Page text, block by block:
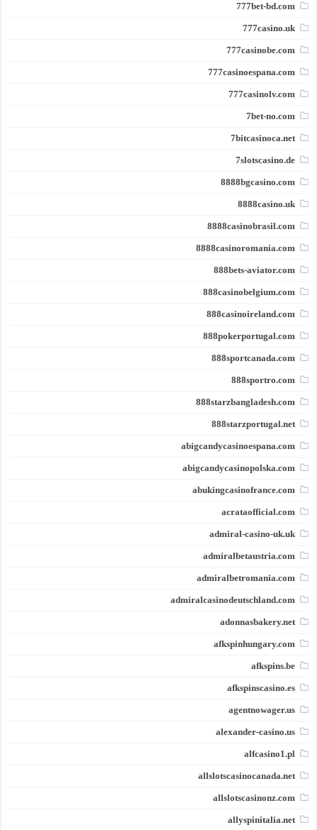
777bet-bd.com
777casino.uk
777casinobe.com
777casinoespana.com
777casinolv.com
7bet-no.com
7bitcasinoca.net
7slotscasino.de
8888bgcasino.com
8888casino.uk
8888casinobrasil.com
8888casinoromania.com
888bets-aviator.com
888casinobelgium.com
888casinoireland.com
888pokerportugal.com
888sportcanada.com
888sportro.com
888starzbangladesh.com
888starzportugal.net
abigcandycasinoespana.com
abigcandycasinopolska.com
abukingcasinofrance.com
acrataofficial.com
admiral-casino-uk.uk
admiralbetaustria.com
admiralbetromania.com
admiralcasinodeutschland.com
adonnasbakery.net
afkspinhungary.com
afkspins.be
afkspinscasino.es
agentnowager.us
alexander-casino.us
alfcasino1.pl
allslotscasinocanada.net
allslotscasinonz.com
allyspinitalia.net